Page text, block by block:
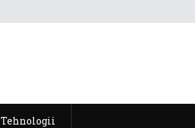
Tehnologii